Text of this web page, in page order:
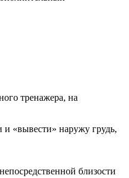
тренажера, на
«вывести» наружу грудь,
близости